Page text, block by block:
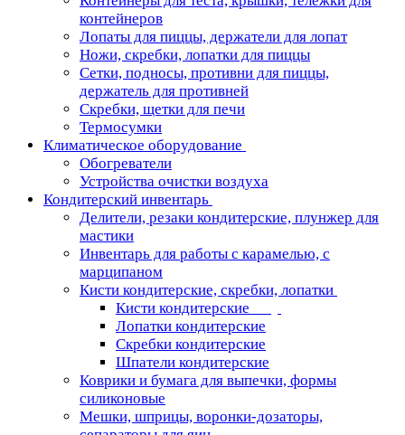
контейнеров
Лопаты для пиццы, держатели для лопат
Ножи, скребки, лопатки для пиццы
Сетки, подносы, противни для пиццы,
держатель для противней
Скребки, щетки для печи
Термосумки
Климатическое оборудование
Обогреватели
Устройства очистки воздуха
Кондитерский инвентарь
Делители, резаки кондитерские, плунжер для
мастики
Инвентарь для работы с карамелью, с
марципаном
Кисти кондитерские, скребки, лопатки
Кисти кондитерские
Лопатки кондитерские
Скребки кондитерские
Шпатели кондитерские
Коврики и бумага для выпечки, формы
силиконовые
Мешки, шприцы, воронки-дозаторы,